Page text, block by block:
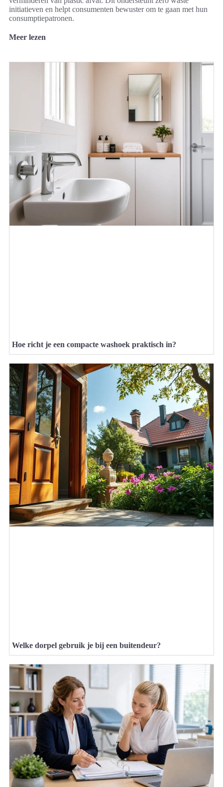
initiatieven en helpt consumenten bewuster om te gaan met hun
consumptiepatronen.
Meer lezen
Hoe richt je een compacte washoek praktisch in?
Welke dorpel gebruik je bij een buitendeur?